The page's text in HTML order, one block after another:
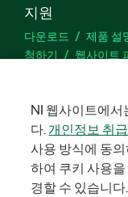
지원
다운로드 제품 설
청하기
웹사이트
©2026 NATIONAL
루먼트㈜ | 주소: 서
동, 파크원 타워1) |
NI 웹사이트에서
다.개인정보 취
사용 방식에 동
하여 쿠키 사용
경할 수 있습니다.